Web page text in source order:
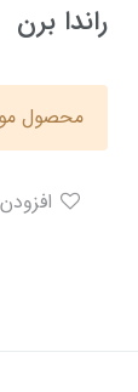
راندا برن
محصول